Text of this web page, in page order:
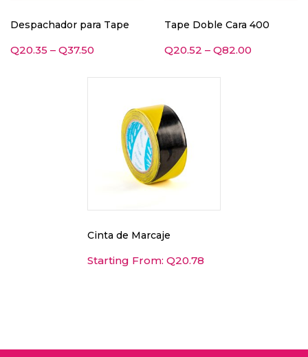
Despachador para Tape
Q20.35 – Q37.50
Tape Doble Cara 400
Q20.52 – Q82.00
Cinta de Marcaje
Starting From: Q20.78